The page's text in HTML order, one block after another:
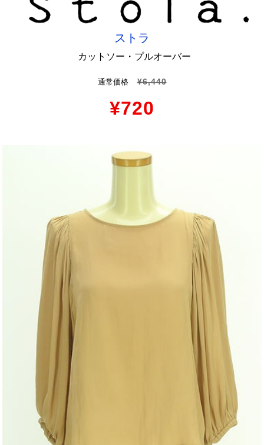
ストラ
カットソー・プルオーバー
通常価格 ¥6,440
¥720